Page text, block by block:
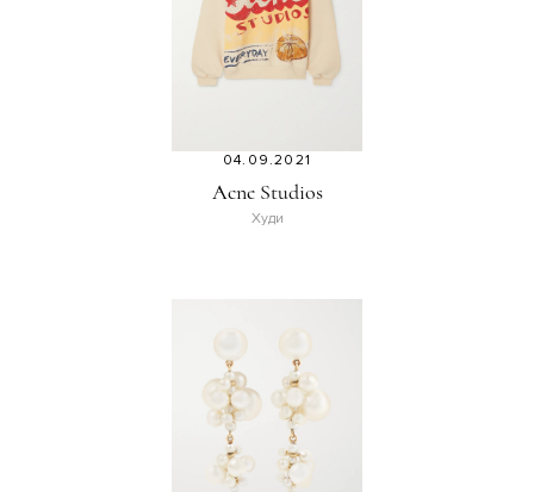
04.09.2021
Acne Studios
Худи